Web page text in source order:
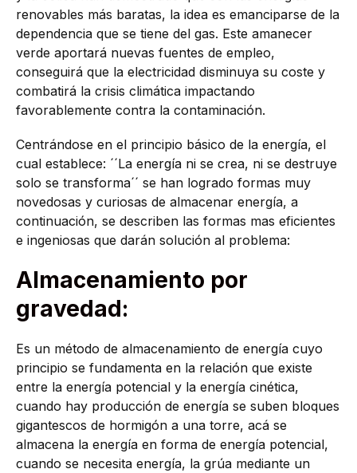
renovables más baratas, la idea es emanciparse de la
dependencia que se tiene del gas. Este amanecer
verde aportará nuevas fuentes de empleo,
conseguirá que la electricidad disminuya su coste y
combatirá la crisis climática impactando
favorablemente contra la contaminación.
Centrándose en el principio básico de la energía, el
cual establece: ´´La energía ni se crea, ni se destruye
solo se transforma´´ se han logrado formas muy
novedosas y curiosas de almacenar energía, a
continuación, se describen las formas mas eficientes
e ingeniosas que darán solución al problema:
Almacenamiento por
gravedad:
Es un método de almacenamiento de energía cuyo
principio se fundamenta en la relación que existe
entre la energía potencial y la energía cinética,
cuando hay producción de energía se suben bloques
gigantescos de hormigón a una torre, acá se
almacena la energía en forma de energía potencial,
cuando se necesita energía, la grúa mediante un